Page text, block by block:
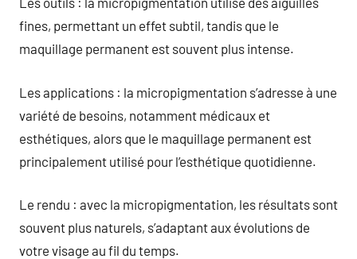
fines, permettant un effet subtil, tandis que le
maquillage permanent est souvent plus intense.
Les applications : la micropigmentation s’adresse à une
variété de besoins, notamment médicaux et
esthétiques, alors que le maquillage permanent est
principalement utilisé pour l’esthétique quotidienne.
Le rendu : avec la micropigmentation, les résultats sont
souvent plus naturels, s’adaptant aux évolutions de
votre visage au fil du temps.